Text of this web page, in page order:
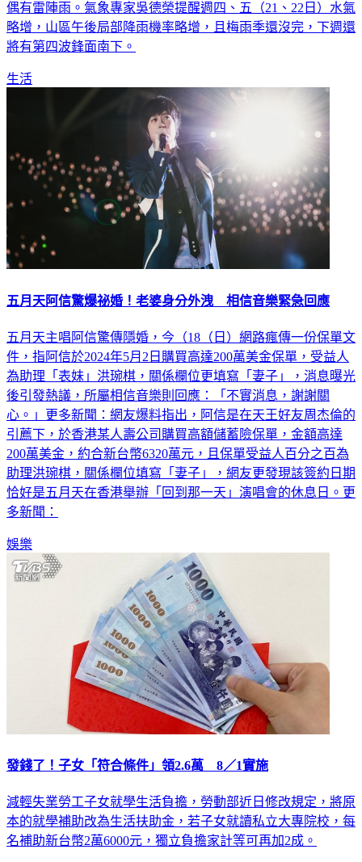
偶有雷陣雨。氣象專家吳德榮提醒週四、五（21、22日）水氣
略增，山區午後局部降雨機率略增，且梅雨季還沒完，下週還
將有第四波鋒面南下。
生活
五月天阿信驚爆祕婚！老婆身分外洩 相信音樂緊急回應
五月天主唱阿信驚傳隱婚，今（18（日）網路瘋傳一份保單文
件，指阿信於2024年5月2日購買高達200萬美金保單，受益人
為助理「表妹」洪琬棋，關係欄位更填寫「妻子」，消息曝光
後引發熱議，所屬相信音樂則回應：「不實消息，謝謝關
心。」更多新聞：網友爆料指出，阿信是在天王好友周杰倫的
引薦下，於香港某人壽公司購買高額儲蓄險保單，金額高達
200萬美金，約合新台幣6320萬元，且保單受益人百分之百為
助理洪琬棋，關係欄位填寫「妻子」，網友更發現該簽約日期
恰好是五月天在香港舉辦「回到那一天」演唱會的休息日。更
多新聞：
娛樂
發錢了！子女「符合條件」領2.6萬 8／1實施
減輕失業勞工子女就學生活負擔，勞動部近日修改規定，將原
本的就學補助改為生活扶助金，若子女就讀私立大專院校，每
名補助新台幣2萬6000元，獨立負擔家計等可再加2成。